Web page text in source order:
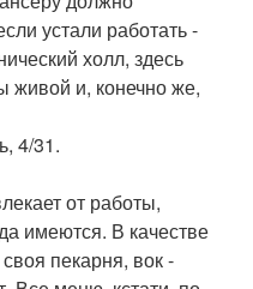
устали работать -
холл, здесь
живой и, конечно же,
4/31.
от работы,
имеются. В качестве
пекарня, вок -